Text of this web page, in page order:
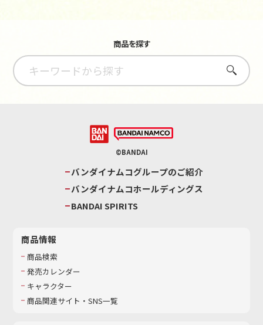
商品を探す
さがす
©BANDAI
バンダイナムコグループのご紹介
バンダイナムコホールディングス
BANDAI SPIRITS
商品情報
商品検索
発売カレンダー
キャラクター
商品関連サイト・SNS一覧